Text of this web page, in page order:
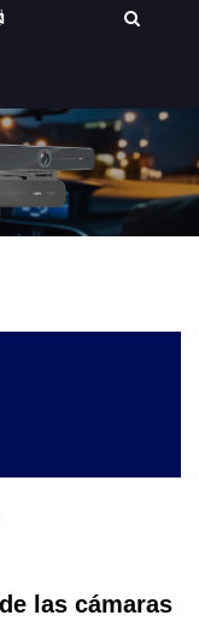
las cámaras